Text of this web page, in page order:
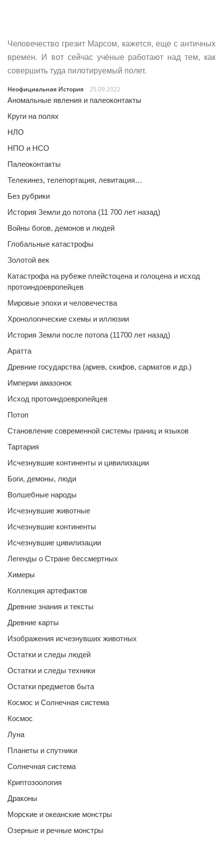
Человечество грезит Марсом, кажется, еще с античных
времен. И вот сейчас учёные работают над тем, как
совершить туда пилотируемый полет.
Неофициальная История
25.09.2022
Аномальные явления и палеоконтакты
Круги на полях
НЛО
НПО и НСО
Палеоконтакты
Телекинез, телепортация, левитация…
Без рубрики
История Земли до потопа (11 700 лет назад)
Войны богов, демонов и людей
Глобальные катастрофы
Золотой век
Катастрофа на рубеже плейстоцена и голоцена и исход
протоиндоевропейцев
Мировые эпохи и человечества
Хронологические схемы и иллюзии
История Земли после потопа (11700 лет назад)
Аратта
Древние государства (ариев, скифов, сарматов и др.)
Империи амазонок
Исход протоиндоевропейцев
Потоп
Становление современной системы границ и языков
Тартария
Исчезнувшие континенты и цивилизации
Боги, демоны, люди
Волшебные народы
Исчезнувшие животные
Исчезнувшие континенты
Исчезнувшие цивилизации
Легенды о Стране бессмертных
Химеры
Коллекция артефактов
Древние знания и тексты
Древние карты
Изображения исчезнувших животных
Остатки и следы людей
Остатки и следы техники
Остатки предметов быта
Космос и Солнечная система
Космос
Луна
Планеты и спутники
Солнечная система
Криптозоология
Драконы
Морские и океанские монстры
Озерные и речные монстры